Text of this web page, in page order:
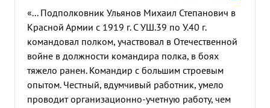
«... Подполковник Ульянов Михаил Степанович в
Красной Армии с 1919 г. С УШ.39 по У.40 г.
командовал полком, участвовал в Отечественной
войне в должности командира полка, в боях
тяжело ранен. Командир с большим строевым
опытом. Честный, вдумчивый работник, умело
проводит организационно-учетную работу, чем